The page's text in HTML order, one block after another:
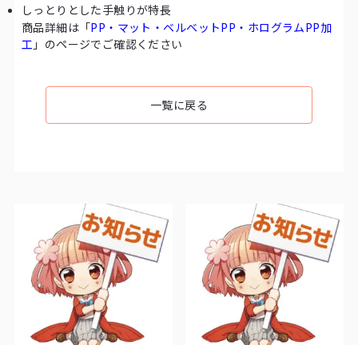
しっとりとした手触りが特長
商品詳細は「PP・マット・ベルベットPP・ホログラムPP加
工 」のページでご確認ください
一覧に戻る